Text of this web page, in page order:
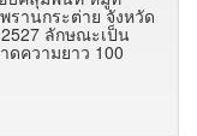
รานกระต่าย จังหวัด
ลักษณะเป็น
ดความยาว 100